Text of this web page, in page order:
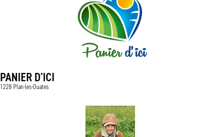
PANIER D'ICI
1228 Plan-les-Ouates